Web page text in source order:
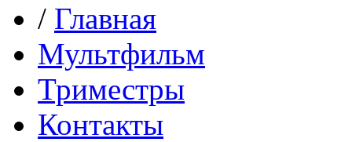
/ Главная
Мультфильм
Триместры
Контакты